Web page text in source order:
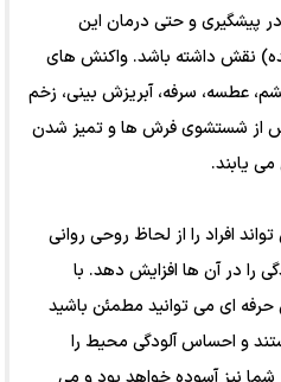
پیشگیری و حتی درمان این
نقش داشته باشد. واکنش های
عطسه، سرفه، آبریزش بینی، زخم
شستشوی فرش ها و تمیز شدن
یابند.
افراد را از لحاظ روحی روانی
را در آن ها افزایش دهد. با
ای می توانید مطمئن باشید
و احساس آلودگی محیط را